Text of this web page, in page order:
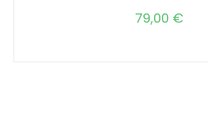
79,00 €